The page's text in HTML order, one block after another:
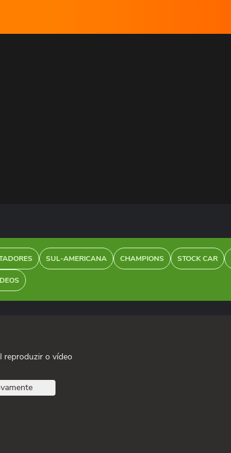
SUL-AMERICANA CHAMPIONS STOCK CAR
reproduzir o vídeo